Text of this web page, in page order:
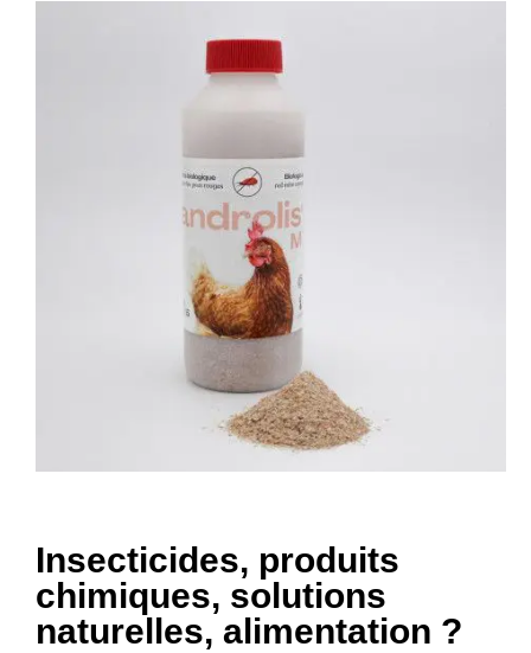
Insecticides, produits
chimiques, solutions
naturelles, alimentation ?